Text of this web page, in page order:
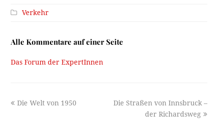
Verkehr
Alle Kommentare auf einer Seite
Das Forum der ExpertInnen
previous
Die Welt von 1950
next
Die Straßen von Innsbruck –
der Richardsweg